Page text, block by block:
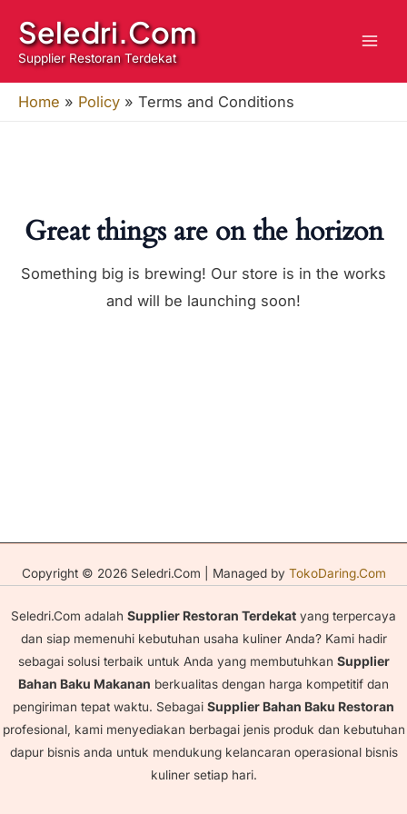
content
Seledri.Com
Supplier Restoran Terdekat
Home » Policy » Terms and Conditions
Great things are on the horizon
Something big is brewing! Our store is in the works
and will be launching soon!
Copyright © 2026 Seledri.Com | Managed by TokoDaring.Com
Seledri.Com adalah Supplier Restoran Terdekat yang terpercaya
dan siap memenuhi kebutuhan usaha kuliner Anda? Kami hadir
sebagai solusi terbaik untuk Anda yang membutuhkan Supplier
Bahan Baku Makanan berkualitas dengan harga kompetitif dan
pengiriman tepat waktu. Sebagai Supplier Bahan Baku Restoran
profesional, kami menyediakan berbagai jenis produk dan kebutuhan
dapur bisnis anda untuk mendukung kelancaran operasional bisnis
kuliner setiap hari.